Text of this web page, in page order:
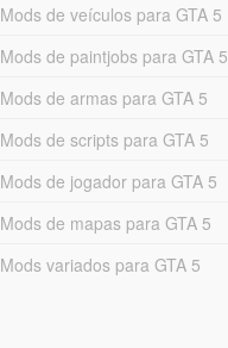
Mods de veículos para GTA 5
Mods de paintjobs para GTA 5
Mods de armas para GTA 5
Mods de scripts para GTA 5
Mods de jogador para GTA 5
Mods de mapas para GTA 5
Mods variados para GTA 5